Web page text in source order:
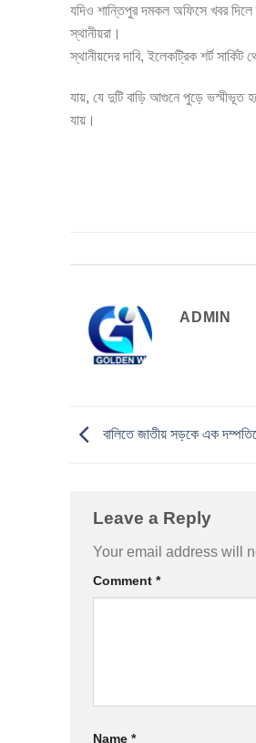
যদিও শান্তিপুর দমকল অফিসে খবর
স্থানীয়রা।
স্থানীয়দের দাবি, ইলেকট্রিক শর্ট
যায়, যে দুটি বাড়ি আগুনে পুড়ে ভস্মীভূত
যায়।
ADMIN
বালিতে জাতীয় সড়কে এক
Leave a Reply
Your email address will
Comment *
Name *